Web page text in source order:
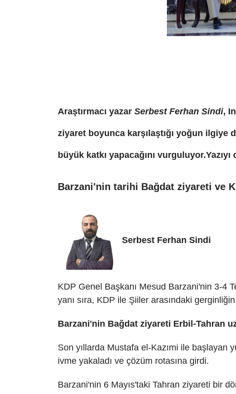
Araştırmacı yazar Serbest Ferhan Sindi,
ziyaret boyunca karşılaştığı yoğun
büyük katkı yapacağını vurguluyor.Yazıyı
Barzani'nin tarihi Bağdat ziyareti ve
Serbest Ferhan Sindi
KDP Genel Başkanı Mesud Barzani'nin 3-4
yanı sıra, KDP ile Şiiler arasındaki
Barzani'nin Bağdat ziyareti Erbil-Tahran
Son yıllarda Mustafa el-Kazımi ile
ivme yakaladı ve çözüm rotasına girdi.
Barzani'nin 6 Mayıs'taki Tahran ziyareti bir